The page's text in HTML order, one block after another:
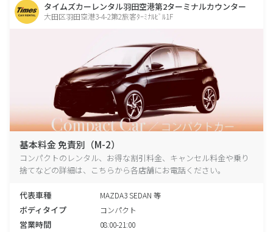
タイムズカーレンタル羽田空港第2ターミナルカウンター
大田区羽田空港3-4-2第2旅客ﾀｰﾐﾅﾙﾋﾞﾙ1F
基本料金 免責別（M-2）
コンパクトのレンタル、お得な割引料金、キャンセル料金や乗り
捨てなどの詳細は、こちらから各店舗にお電話ください。
代表車種 MAZDA3 SEDAN 等
ボディタイプ コンパクト
営業時間 08:00-21:00